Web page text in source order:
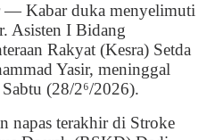
— Kabar duka menyelimuti
Asisten I Bidang
Rakyat (Kesra) Setda
Yasir, meninggal
(28/2⁶/2026).
napas terakhir di Stroke